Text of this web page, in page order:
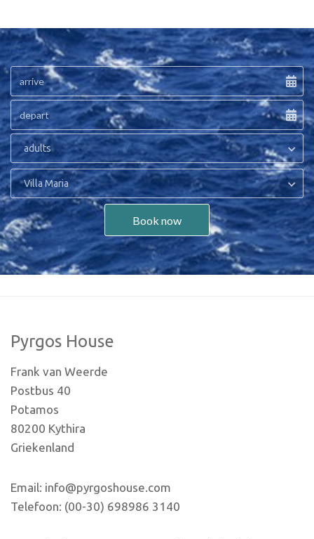
adults
Villa Maria
Book now
Pyrgos House
Frank van Weerde
Postbus 40
Potamos
80200 Kythira
Griekenland
Email: info@pyrgoshouse.com
Telefoon: (00-30) 698986 3140